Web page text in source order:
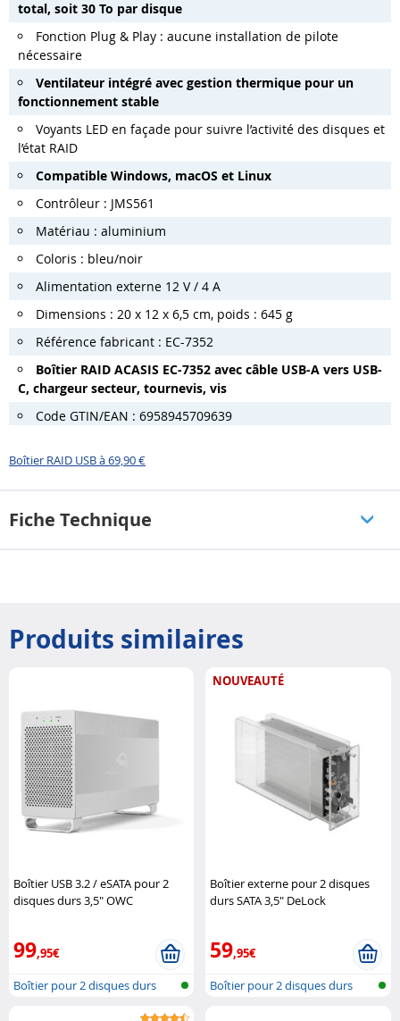
total, soit 30 To par disque
Fonction Plug & Play : aucune installation de pilote
nécessaire
Ventilateur intégré avec gestion thermique pour un
fonctionnement stable
Voyants LED en façade pour suivre l’activité des disques et
l’état RAID
Compatible Windows, macOS et Linux
Contrôleur : JMS561
Matériau : aluminium
Coloris : bleu/noir
Alimentation externe 12 V / 4 A
Dimensions : 20 x 12 x 6,5 cm, poids : 645 g
Référence fabricant : EC-7352
Boîtier RAID ACASIS EC-7352 avec câble USB-A vers USB-
C, chargeur secteur, tournevis, vis
Code GTIN/EAN : 6958945709639
Boîtier RAID USB à 69,90 €
Fiche Technique
Produits similaires
Boîtier USB 3.2 / eSATA pour 2
disques durs 3,5" OWC
99,95€
Boîtier pour 2 disques durs
NOUVEAUTÉ
Boîtier externe pour 2 disques
durs SATA 3,5" DeLock
59,95€
Boîtier pour 2 disques durs